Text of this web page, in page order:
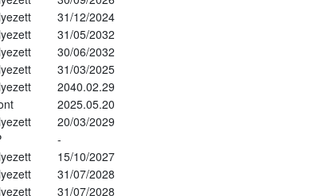
31/12/2024
31/05/2032
30/06/2032
31/03/2025
2040.02.29
2025.05.20
20/03/2029
-
15/10/2027
31/07/2028
31/07/2028